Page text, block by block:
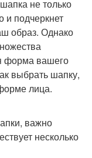
не только
и подчеркнет
образ. Однако
форма вашего
выбрать шапку,
лица.
важно
несколько